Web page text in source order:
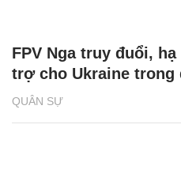
QUÂN SỰ
FPV Nga truy đuổi,
trợ cho Ukraine trong